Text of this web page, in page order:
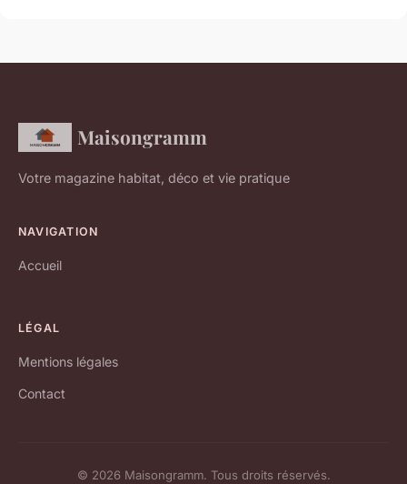
Maisongramm
Votre magazine habitat, déco et vie pratique
NAVIGATION
Accueil
LÉGAL
Mentions légales
Contact
© 2026 Maisongramm. Tous droits réservés.